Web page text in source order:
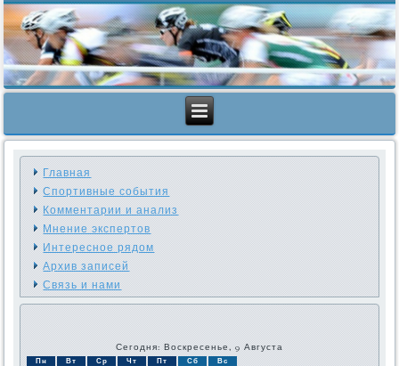
Главная
Спортивные события
Комментарии и анализ
Мнение экспертов
Интересное рядом
Архив записей
Связь и нами
Сегодня: Воскресенье, 9 Августа
Пн Вт Ср Чт Пт Сб Вс